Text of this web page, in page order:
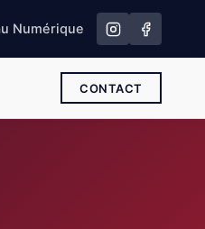
Numérique
CONTACT